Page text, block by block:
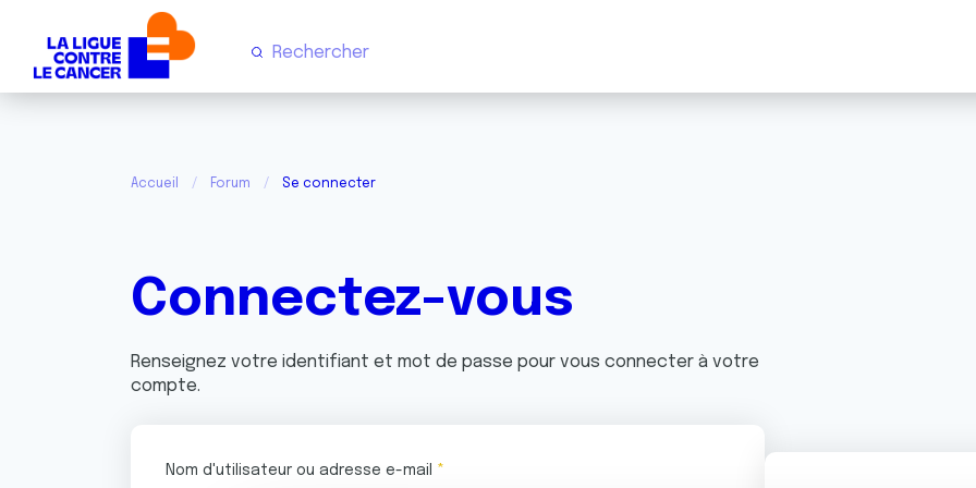
Accueil Forum Se connecter
Connectez-vous
Renseignez votre identifiant et mot de passe pour vous connecter à votre
compte.
Nom d'utilisateur ou adresse e-mail